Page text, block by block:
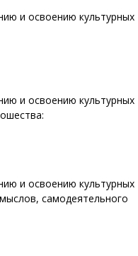
и освоению культурных
и освоению культурных
и освоению культурных
самодеятельного